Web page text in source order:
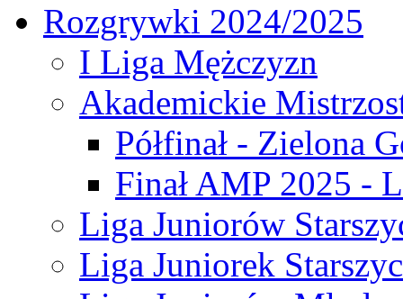
Rozgrywki 2024/2025
I Liga Mężczyzn
Akademickie
Półfinał - Zielona
Finał AMP 2025 -
Liga Juniorów
Liga Juniorek